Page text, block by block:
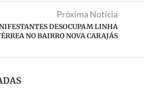
Próxima Notícia
DESOCUPAM LINHA
NO BAIRRO NOVA CARAJÁS